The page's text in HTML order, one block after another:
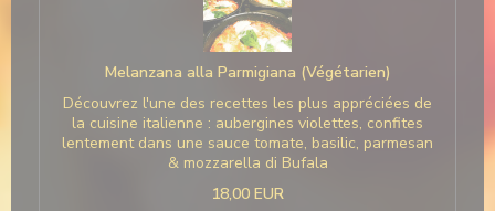
Melanzana alla Parmigiana (Végétarien)
Découvrez l'une des recettes les plus appréciées de
la cuisine italienne : aubergines violettes, confites
lentement dans une sauce tomate, basilic, parmesan
& mozzarella di Bufala
18,00 EUR